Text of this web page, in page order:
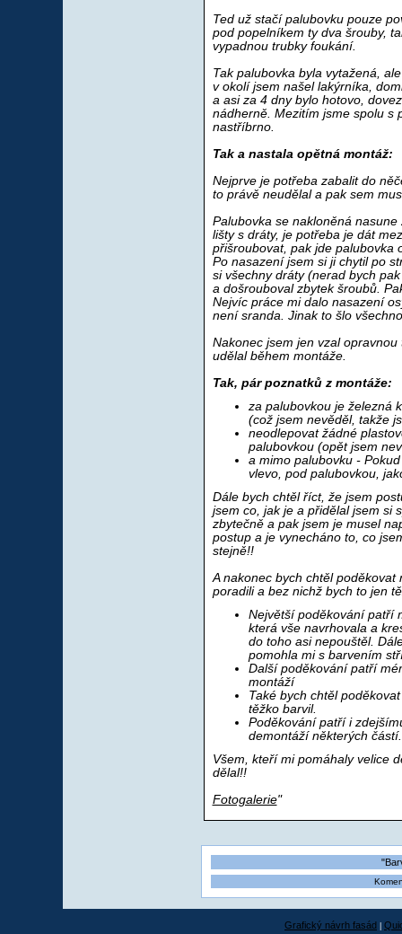
Ted už stačí palubovku pouze
pod popelníkem ty dva šrouby,
vypadnou trubky foukání.
Tak palubovka byla vytažená,
v okolí jsem našel lakýrníka,
a asi za 4 dny bylo hotovo,
nádherně. Mezitím jsme spolu s
nastříbrno.
Tak a nastala opětná montáž:
Nejprve je potřeba zabalit do
to právě neudělal a pak sem
Palubovka se nakloněná
lišty s dráty, je potřeba je dát
přišroubovat, pak jde palubovka
Po nasazení jsem si ji chytil po
si všechny dráty (nerad bych
a došrouboval zbytek šroubů.
Nejvíc práce mi dalo nasazení
není sranda. Jinak to šlo
Nakonec jsem jen vzal
udělal během montáže.
Tak, pár poznatků z montáže:
za palubovkou je železná
(což jsem nevěděl, takže
neodlepovat žádné
palubovkou (opět jsem
a mimo palubovku -
vlevo, pod palubovkou,
Dále bych chtěl říct, že jsem
jsem co, jak je a přidělal jsem si
zbytečně a pak jsem je musel
postup a je vynecháno to, co
stejně!!
A nakonec bych chtěl
poradili a bez nichž bych to jen
Největší poděkování patří
která vše navrhovala a
do toho asi nepouštěl.
pomohla mi s barvením
Další poděkování patří
montáží
Také bych chtěl
těžko barvil.
Poděkování patří i
demontáží některých částí.
Všem, kteří mi pomáhaly velice
dělal!!
Fotogalerie"
Grafický návrh fasád